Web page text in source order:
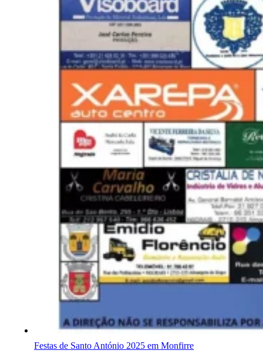
Festas de Santo António 2025 em Monfirre